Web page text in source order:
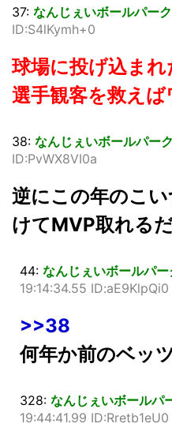
37: なんじぇいボールパーク
ID:S4lKymh+0
球場に投げ込ま
選手観客を救え
38: なんじぇいボールパーク
ID:PvWX8VI0a
逆にこの年のこ
けてMVP取れる
44: なんじぇいボールパー
19:14:34.55 ID:aE9KlpQi0
>>38
何年か前のベッ
328: なんじぇいボールパ
19:44:41.99 ID:Rretb1eU0